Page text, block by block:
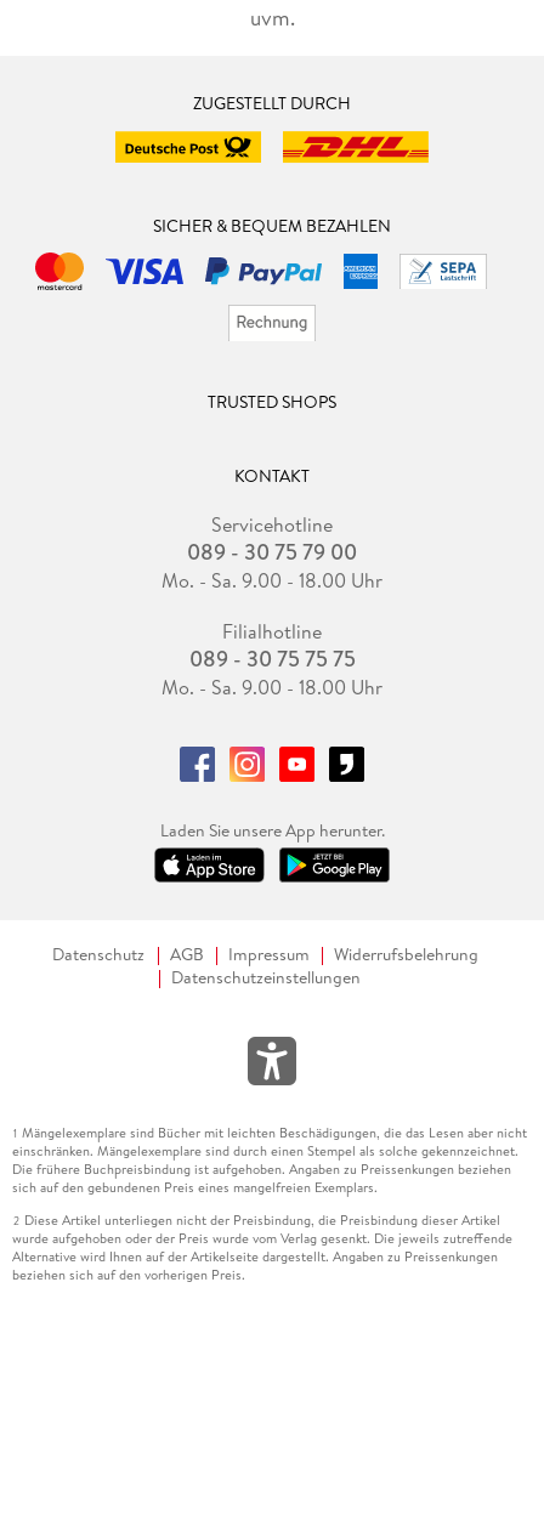
uvm.
ZUGESTELLT DURCH
SICHER & BEQUEM BEZAHLEN
TRUSTED SHOPS
KONTAKT
Servicehotline
089 - 30 75 79 00
Mo. - Sa. 9.00 - 18.00 Uhr
Filialhotline
089 - 30 75 75 75
Mo. - Sa. 9.00 - 18.00 Uhr
Laden Sie unsere App herunter.
Datenschutz AGB Impressum
Widerrufsbelehrung
Datenschutzeinstellungen
1 Mängelexemplare sind Bücher mit leichten Beschädigungen, die das Lesen aber nicht
einschränken. Mängelexemplare sind durch einen Stempel als solche gekennzeichnet.
Die frühere Buchpreisbindung ist aufgehoben. Angaben zu Preissenkungen beziehen
sich auf den gebundenen Preis eines mangelfreien Exemplars.
2 Diese Artikel unterliegen nicht der Preisbindung, die Preisbindung dieser Artikel
wurde aufgehoben oder der Preis wurde vom Verlag gesenkt. Die jeweils zutreffende
Alternative wird Ihnen auf der Artikelseite dargestellt. Angaben zu Preissenkungen
beziehen sich auf den vorherigen Preis.